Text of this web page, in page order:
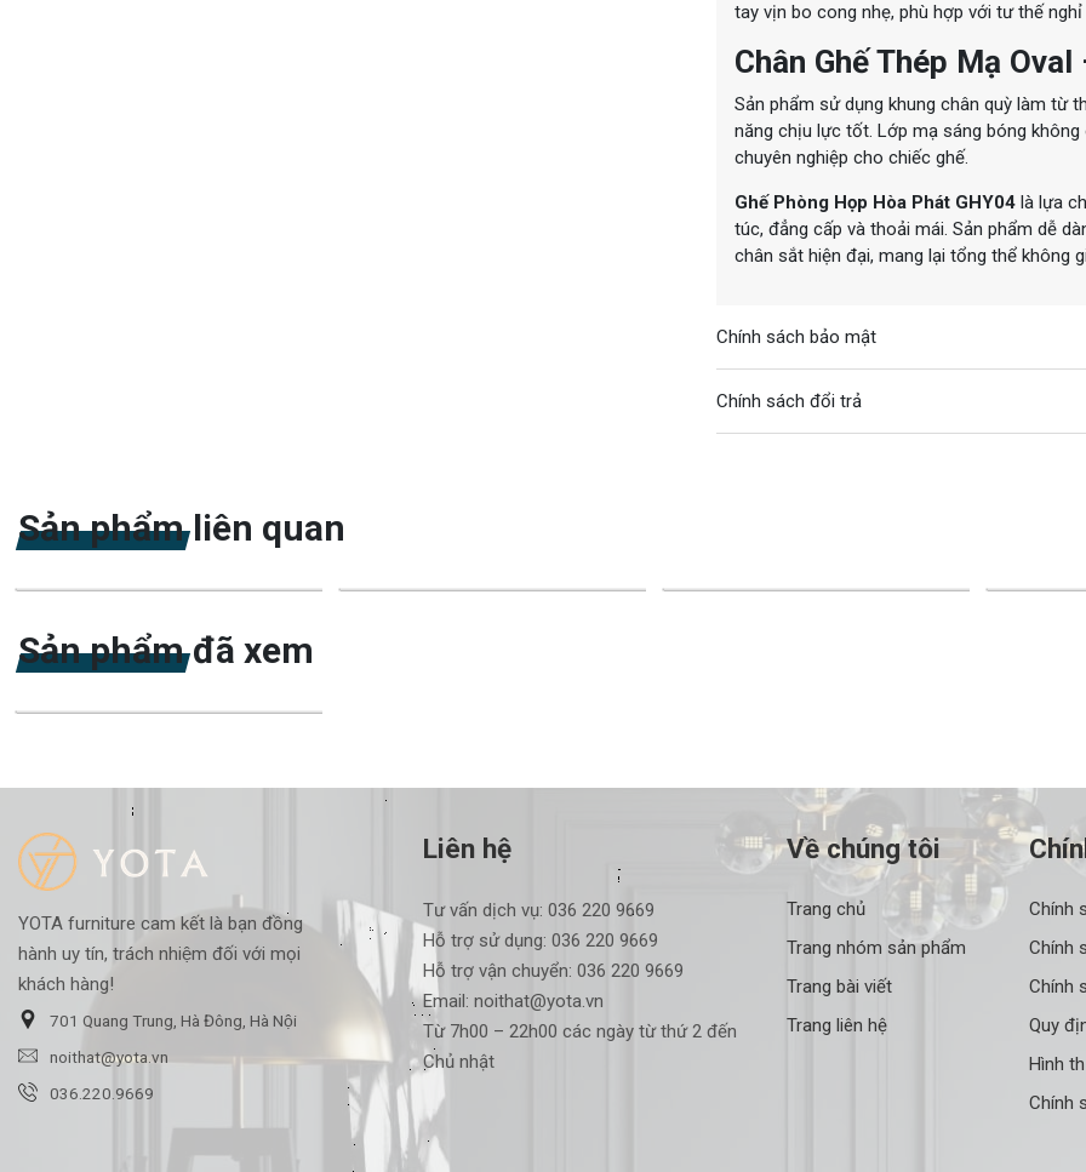
tay vịn bo cong nhẹ, phù hợp với tư thế
Chân Ghế Thép Mạ
Sản phẩm sử dụng khung chân quỳ làm từ
năng chịu lực tốt. Lớp mạ sáng bóng
chuyên nghiệp cho chiếc ghế.
Ghế Phòng Họp Hòa Phát GHY04 là lựa
túc, đẳng cấp và thoải mái. Sản phẩm dễ
chân sắt hiện đại, mang lại tổng thể không
Chính sách bảo mật
Chính sách đổi trả
Sản phẩm liên quan
Sản phẩm đã xem
YOTA furniture cam kết là bạn đồng
hành uy tín, trách nhiệm đối với mọi
khách hàng!
701 Quang Trung, Hà Đông, Hà Nội
noithat@yota.vn
036.220.9669
Liên hệ
Tư vấn dịch vụ: 036 220 9669
Hỗ trợ sử dụng: 036 220 9669
Hỗ trợ vận chuyển: 036 220 9669
Email: noithat@yota.vn
Từ 7h00 – 22h00 các ngày từ thứ 2 đến
Chủ nhật
Về chúng tôi
Trang chủ
Trang nhóm sản phẩm
Trang bài viết
Trang liên hệ
Chính
Chính
Chính
Quy
Hình
Chính